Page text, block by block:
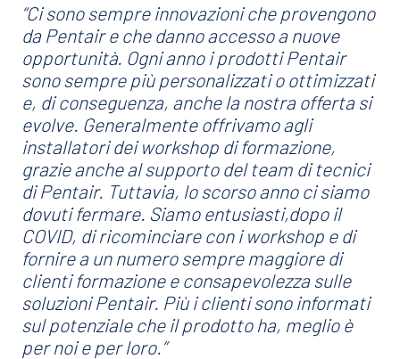
“Ci sono sempre innovazioni che provengono
da Pentair e che danno accesso a nuove
opportunità. Ogni anno i prodotti Pentair
sono sempre più personalizzati o ottimizzati
e, di conseguenza, anche la nostra offerta si
evolve. Generalmente offrivamo agli
installatori dei workshop di formazione,
grazie anche al supporto del team di tecnici
di Pentair. Tuttavia, lo scorso anno ci siamo
dovuti fermare. Siamo entusiasti,dopo il
COVID, di ricominciare con i workshop e di
fornire a un numero sempre maggiore di
clienti formazione e consapevolezza sulle
soluzioni Pentair. Più i clienti sono informati
sul potenziale che il prodotto ha, meglio è
per noi e per loro.”